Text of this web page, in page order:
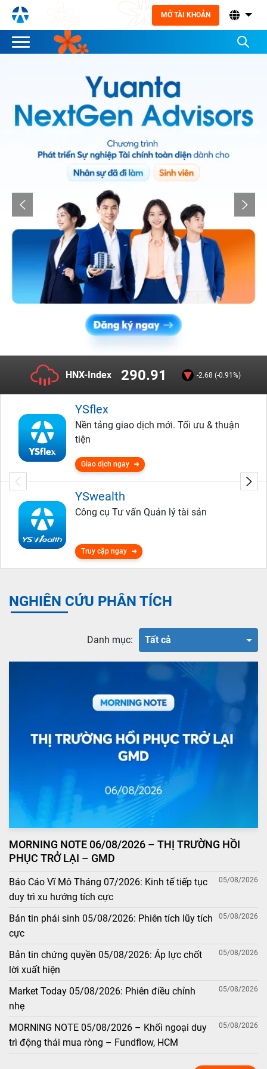
MỞ TÀI KHOẢN
HNX-Index 290.91 -2.68 (-0.91%)
YSflex
Nền tảng giao dịch mới. Tối ưu & thuận
tiện
Giao dịch ngay
YSwealth
Công cụ Tư vấn Quản lý tài sản
Truy cập ngay
NGHIÊN CỨU PHÂN TÍCH
Danh mục: Tất cả
MORNING NOTE 06/08/2026 – THỊ TRƯỜNG HỒI
PHỤC TRỞ LẠI – GMD
Báo Cáo Vĩ Mô Tháng 07/2026: Kinh tế tiếp tục
duy trì xu hướng tích cực
05/08/2026
Bản tin phái sinh 05/08/2026: Phiên tích lũy tích
cực
05/08/2026
Bản tin chứng quyền 05/08/2026: Áp lực chốt
lời xuất hiện
05/08/2026
Market Today 05/08/2026: Phiên điều chỉnh
nhẹ
05/08/2026
MORNING NOTE 05/08/2026 – Khối ngoại duy
trì động thái mua ròng – Fundflow, HCM
05/08/2026